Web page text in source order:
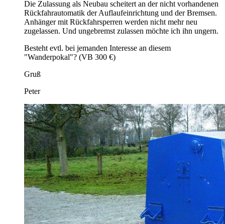
Die Zulassung als Neubau scheitert an der nicht vorhandenen
Rückfahrautomatik der Auflaufeinrichtung und der Bremsen.
Anhänger mit Rückfahrsperren werden nicht mehr neu
zugelassen. Und ungebremst zulassen möchte ich ihn ungern.
Besteht evtl. bei jemanden Interesse an diesem
"Wanderpokal"? (VB 300 €)
Gruß
Peter